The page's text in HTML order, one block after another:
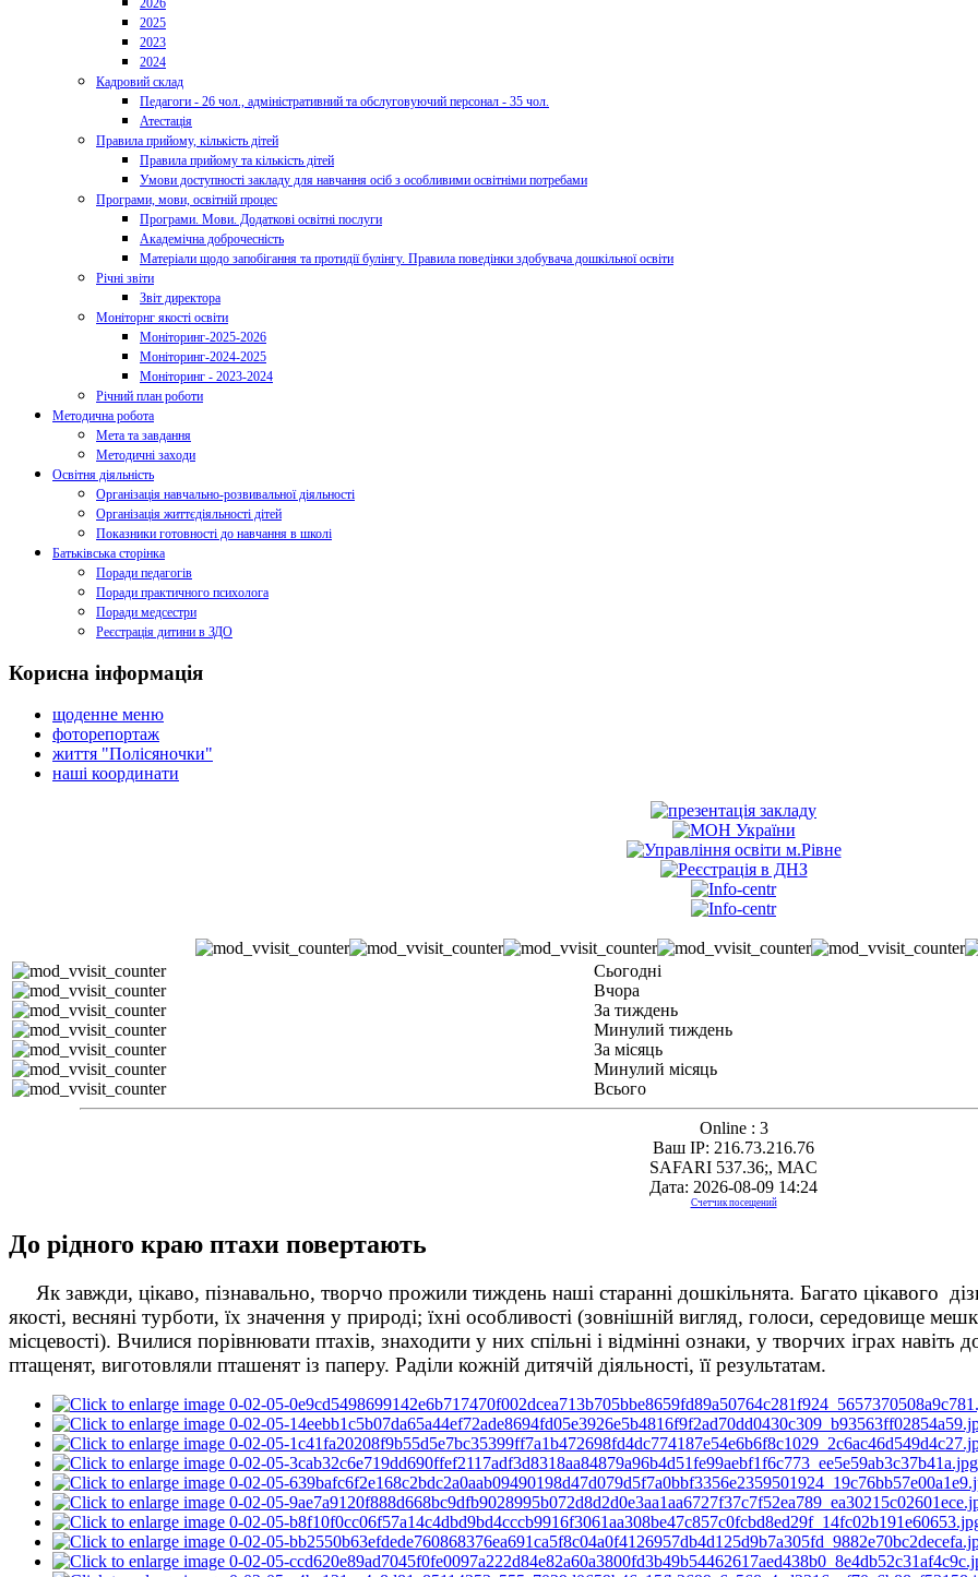
2026
2025
2023
2024
Кадровий склад
Педагоги - 26 чол., адміністративний та обслуговуючий персонал - 35 чол.
Атестація
Правила прийому, кількість дітей
Правила прийому та кількість дітей
Умови доступності закладу для навчання осіб з особливими освітніми потребами
Програми, мови, освітній процес
Програми. Мови. Додаткові освітні послуги
Академічна доброчесність
Матеріали щодо запобігання та протидії булінгу. Правила поведінки здобувача дошкільної освіти
Річні звіти
Звіт директора
Моніторнг якості освіти
Моніторинг-2025-2026
Моніторинг-2024-2025
Моніторинг - 2023-2024
Річний план роботи
Методична робота
Мета та завдання
Методичні заходи
Освітня діяльність
Організація навчально-розвивальної діяльності
Організація життєдіяльності дітей
Показники готовності до навчання в школі
Батьківська сторінка
Поради педагогів
Поради практичного психолога
Поради медсестри
Реєстрація дитини в ЗДО
Корисна інформація
щоденне меню
фоторепортаж
життя "Полісяночки"
наші координати
Сьогодні
Вчора
За тиждень
Минулий тиждень
За місяць
Минулий місяць
Всього
Online : 3
Ваш IP: 216.73.216.76
SAFARI 537.36;, MAC
Дата: 2026-08-09 14:24
Счетчик посещений
До рідного краю птахи повертають
Як завжди, цікаво, пізнавально, творчо прожили тиждень наші старанні дошкільнята. Багато цікавого
якості, весняні турботи, їх значення у природі; їхні особливості (зовнішній вигляд, голоси, середовище
місцевості). Вчилися порівнювати птахів, знаходити у них спільні і відмінні ознаки, у творчих іграх
птащенят, виготовляли пташенят із паперу. Раділи кожній дитячій діяльності, її результатам.